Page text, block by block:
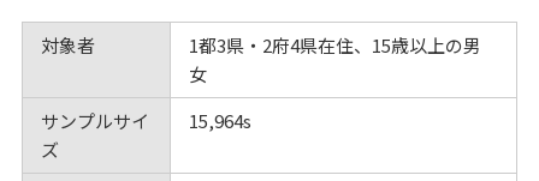
対象者
1都3県・2府4県在住、15歳以上の男
女
サンプルサイ
ズ
15,964s